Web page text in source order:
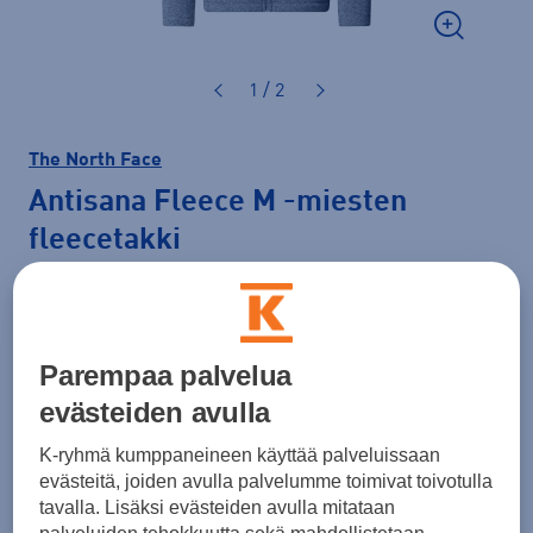
1 / 2
The North Face
Antisana Fleece M -miesten
fleecetakki
S M L XL XXL
Parempaa palvelua
evästeiden avulla
K-ryhmä kumppaneineen käyttää palveluissaan
evästeitä, joiden avulla palvelumme toimivat toivotulla
tavalla. Lisäksi evästeiden avulla mitataan